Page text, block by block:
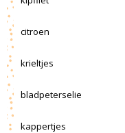
citroen
krieltjes
bladpeterselie
kappertjes